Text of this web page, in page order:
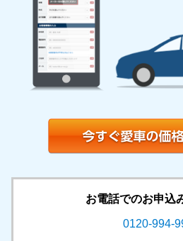
お電話でのお申込
0120-994-